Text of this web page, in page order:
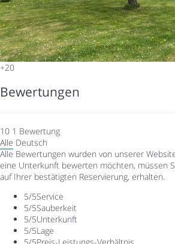
+20
Bewertungen
10 1 Bewertung
Alle Deutsch
Alle Bewertungen wurden von unserer
eine Unterkunft bewerten möchten, müssen
auf Ihrer bestätigten Reservierung, erhalten.
5/5Service
5/5Sauberkeit
5/5Unterkunft
5/5Lage